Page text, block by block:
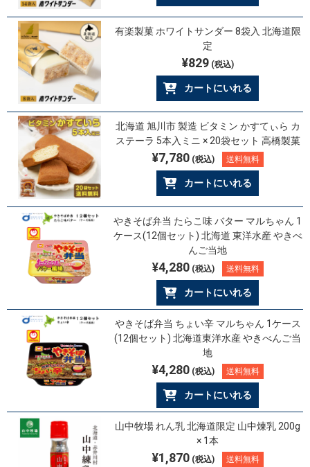
有楽製菓 ホワイトサンダー 8袋入 北海道限
定
¥829(税込)
カートにいれる
北海道 旭川市 製造 ビタミン かすてぃら カ
ステーラ 5本入ミニ × 20袋セット 高橋製菓
¥7,780(税込) 送料無料
カートにいれる
やきそば弁当 たらこ味 バター マルちゃん 1
ケース(12個セット) 北海道 東洋水産 やきべ
んご当地
¥4,280(税込) 送料無料
カートにいれる
やきそば弁当 ちょい辛 マルちゃん 1ケース
(12個セット) 北海道東洋水産 やきべんご当
地
¥4,280(税込) 送料無料
カートにいれる
山中牧場 れん乳 北海道限定 山中煉乳 200g
× 1本
¥1,870(税込) 送料無料